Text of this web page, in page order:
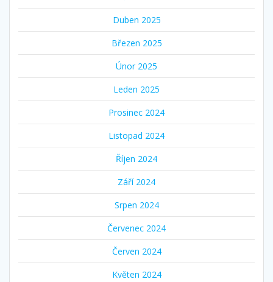
Duben 2025
Březen 2025
Únor 2025
Leden 2025
Prosinec 2024
Listopad 2024
Říjen 2024
Září 2024
Srpen 2024
Červenec 2024
Červen 2024
Květen 2024